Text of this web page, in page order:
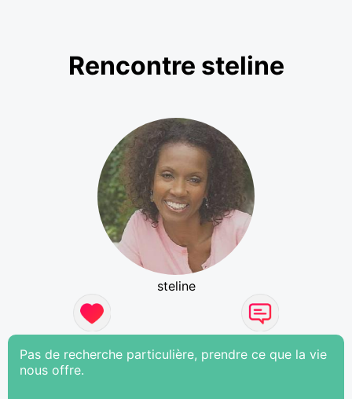
Rencontre steline
steline
Pas de recherche particulière, prendre ce que la vie
nous offre.